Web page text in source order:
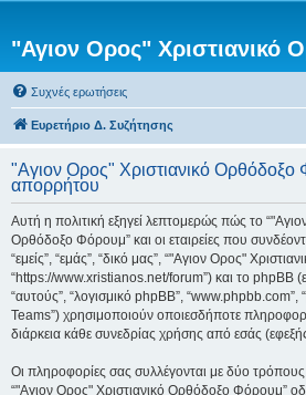
"Αγιον Ορος" Χριστιανικό
Συχνές ερωτήσεις
Ευρετήριο Δ. Συζήτησης
"Αγιον Ορος" Χριστιανικό Ορθόδοξο
απορρήτου
Αυτή η πολιτική εξηγεί λεπτομερώς πώς το
Ορθόδοξο Φόρουμ” και οι εταιρείες που
“εμείς”, “εμάς”, “δικό μας”, “"Αγιον Ορος"
“https://www.xristianos.net/forum”) και το phpBB
“αυτούς”, “λογισμικό phpBB”,
Teams”) χρησιμοποιούν οποιεσδήποτε
διάρκεια κάθε συνεδρίας χρήσης από εσάς
Οι πληροφορίες σας συλλέγονται με δύο
“"Αγιον Ορος" Χριστιανικό Ορθόδοξο Φόρουμ”